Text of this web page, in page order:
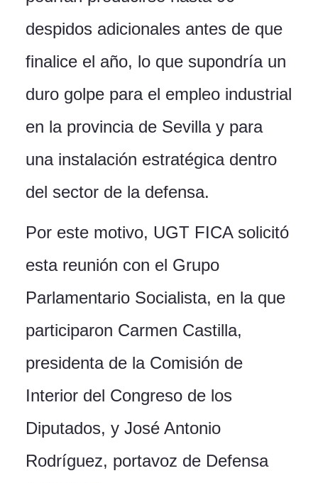
despidos adicionales antes de que
finalice el año, lo que supondría un
duro golpe para el empleo industrial
en la provincia de Sevilla y para
una instalación estratégica dentro
del sector de la defensa.
Por este motivo, UGT FICA solicitó
esta reunión con el Grupo
Parlamentario Socialista, en la que
participaron Carmen Castilla,
presidenta de la Comisión de
Interior del Congreso de los
Diputados, y José Antonio
Rodríguez, portavoz de Defensa